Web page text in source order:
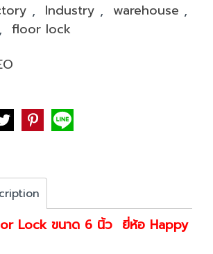
, Industry , warehouse ,
, floor lock
Lock ขนาด 6 นิ้ว ยี่ห้อ Happy